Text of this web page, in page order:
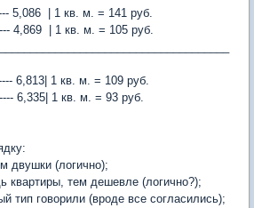
5,086 | 1 кв. м. = 141 руб.
4,869 | 1 кв. м. = 105 руб.
6,813| 1 кв. м. = 109 руб.
6,335| 1 кв. м. = 93 руб.
двушки (логично);
тем дешевле (логично?);
тип говорили (вроде все согласились);